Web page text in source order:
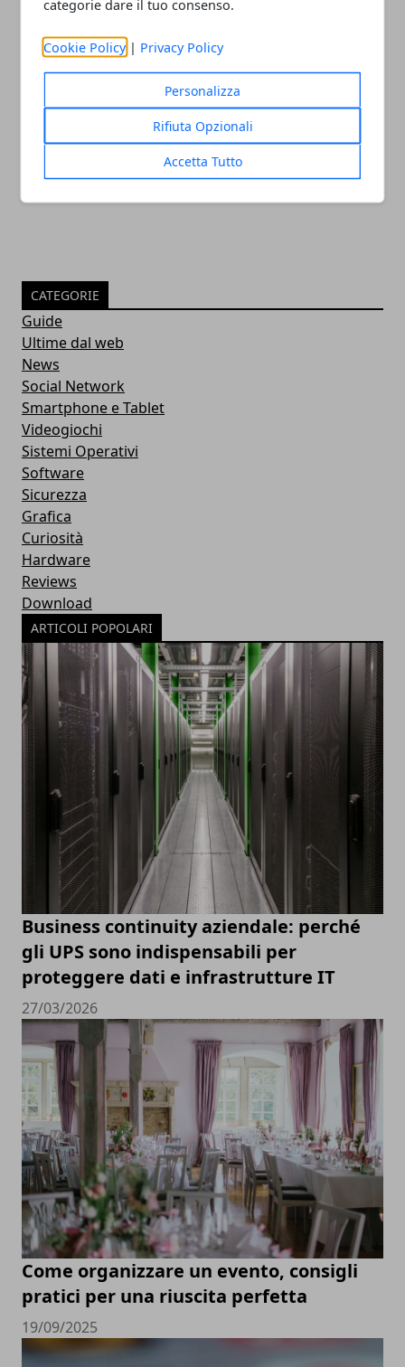
categorie dare il tuo consenso.
Cookie Policy | Privacy Policy
Personalizza
Rifiuta Opzionali
Accetta Tutto
Il nuovo firmware PS5 preoccupa gli
utenti
CATEGORIE
Guide
Ultime dal web
News
Social Network
Smartphone e Tablet
Videogiochi
Sistemi Operativi
Software
Sicurezza
Grafica
Curiosità
Hardware
Reviews
Download
ARTICOLI POPOLARI
Business continuity aziendale: perché
gli UPS sono indispensabili per
proteggere dati e infrastrutture IT
27/03/2026
Come organizzare un evento, consigli
pratici per una riuscita perfetta
19/09/2025